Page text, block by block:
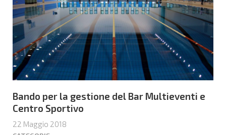
Bando per la gestione del Bar Multieventi e
Centro Sportivo
22 Maggio 2018